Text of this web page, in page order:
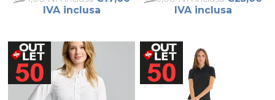
IVA inclusa
IVA inclusa